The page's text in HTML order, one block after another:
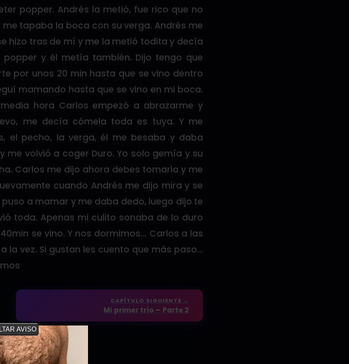
popper. Andrés la metió, fue rico que no
tapaba la boca con su verga. Andrés me
hizo tras de mí y me la metió todita y decía
y él metía también. Dijo tengo que
por unos 20 min hasta que se vino dentro
mamando hasta que se vino en mi boca.
hora Carlos empezó a abrazarme y
me decía cómela toda es tuya. Y me
el pecho, la verga, él me besaba y daba
me volvió a coger Duro. Yo solo gemía y su
Carlos me dijo ahora debes tomarla y me
cuando Andrés me dijo mira y se
a mamar y me daba dedo, luego dijo te
toda. Apenas mi culito sonaba de lo duro
se vino. Y nos dormimos… Carlos a las
la vez. Si gustan les cuento que más paso…
CAPÍTULO SIGUIENTE →
Mi primer trío – Parte 2
este relato?
AVISO